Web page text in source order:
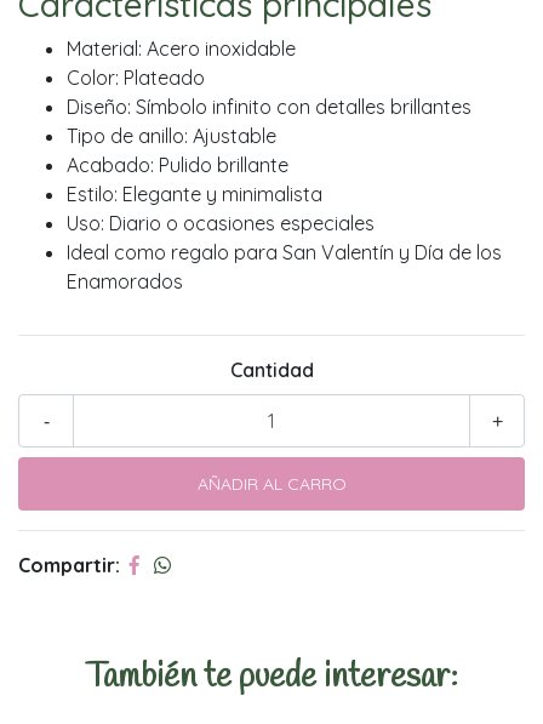
Material: Acero inoxidable
Color: Plateado
Diseño: Símbolo infinito con detalles brillantes
Tipo de anillo: Ajustable
Acabado: Pulido brillante
Estilo: Elegante y minimalista
Uso: Diario o ocasiones especiales
Ideal como regalo para San Valentín y Día de los
Enamorados
Cantidad
+
-
Compartir:
También te puede interesar: